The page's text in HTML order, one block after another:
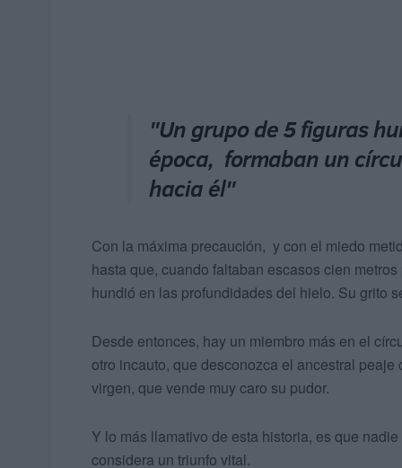
"Un grupo de 5 figuras
época, formaban un
hacia él"
Con la máxima precaución, y con el miedo
hasta que, cuando faltaban escasos cien
hundió en las profundidades del hielo. Su grito
Desde entonces, hay un miembro más en el
otro incauto, que desconozca el ancestral
virgen, que vende muy caro su pudor.
Y lo más llamativo de esta historia, es que
considera un triunfo vital.